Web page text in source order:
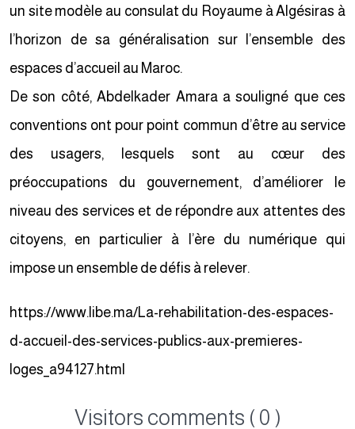
un site modèle au consulat du Royaume à Algésiras à
l’horizon de sa généralisation sur l’ensemble des
espaces d’accueil au Maroc.
De son côté, Abdelkader Amara a souligné que ces
conventions ont pour point commun d’être au service
des usagers, lesquels sont au cœur des
préoccupations du gouvernement, d’améliorer le
niveau des services et de répondre aux attentes des
citoyens, en particulier à l’ère du numérique qui
impose un ensemble de défis à relever.
https://www.libe.ma/La-rehabilitation-des-espaces-
d-accueil-des-services-publics-aux-premieres-
loges_a94127.html
Visitors comments ( 0 )